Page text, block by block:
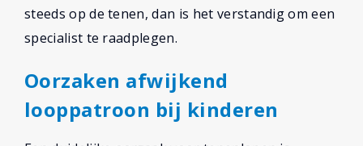
steeds op de tenen, dan is het verstandig om een
specialist te raadplegen.
Oorzaken afwijkend
looppatroon bij kinderen